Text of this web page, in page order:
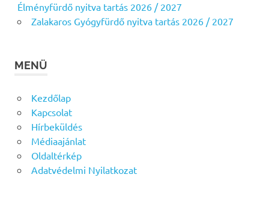
Élményfürdő nyitva tartás 2026 / 2027
Zalakaros Gyógyfürdő nyitva tartás 2026 / 2027
MENÜ
Kezdőlap
Kapcsolat
Hírbeküldés
Médiaajánlat
Oldaltérkép
Adatvédelmi Nyilatkozat